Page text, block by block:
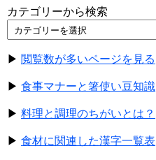
カテゴリーから検索
▶ 閲覧数が多いページを見る
▶ 食事マナーと箸使い豆知識
▶ 料理と調理のちがいとは？
▶ 食材に関連した漢字一覧表